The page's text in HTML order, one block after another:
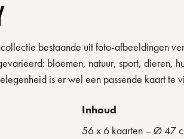
bestaande uit foto-afbeeldingen
bloemen, natuur, sport, dieren,
is er wel een passende kaart te
Inhoud
56 x 6 kaarten – Ø 47